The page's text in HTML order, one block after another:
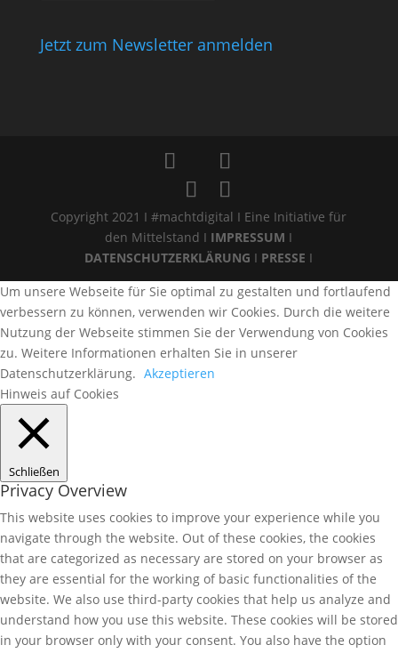
Jetzt zum Newsletter anmelden
Copyright 2021 I #machtdigital I Eine Initiative für
den Mittelstand I IMPRESSUM I
DATENSCHUTZERKLÄRUNG I PRESSE I
Um unsere Webseite für Sie optimal zu gestalten und fortlaufend
verbessern zu können, verwenden wir Cookies. Durch die weitere
Nutzung der Webseite stimmen Sie der Verwendung von Cookies
zu. Weitere Informationen erhalten Sie in unserer
Datenschutzerklärung. Akzeptieren
Hinweis auf Cookies
Schließen
Privacy Overview
This website uses cookies to improve your experience while you
navigate through the website. Out of these cookies, the cookies
that are categorized as necessary are stored on your browser as
they are essential for the working of basic functionalities of the
website. We also use third-party cookies that help us analyze and
understand how you use this website. These cookies will be stored
in your browser only with your consent. You also have the option